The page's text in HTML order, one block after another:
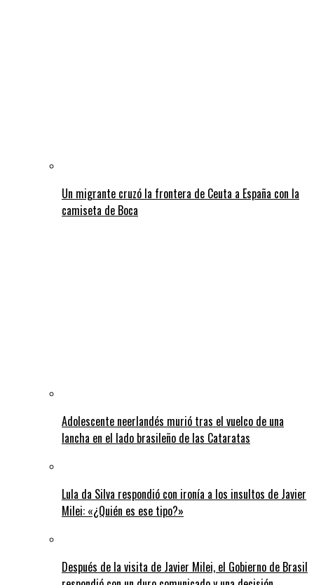
Un migrante cruzó la frontera de Ceuta a España con la
camiseta de Boca
Adolescente neerlandés murió tras el vuelco de una
lancha en el lado brasileño de las Cataratas
Lula da Silva respondió con ironía a los insultos de Javier
Milei: «¿Quién es ese tipo?»
Después de la visita de Javier Milei, el Gobierno de Brasil